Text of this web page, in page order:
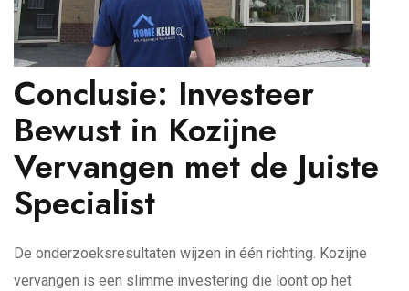
Conclusie: Investeer
Bewust in Kozijne
Vervangen met de Juiste
Specialist
De onderzoeksresultaten wijzen in één richting. Kozijne
vervangen is een slimme investering die loont op het